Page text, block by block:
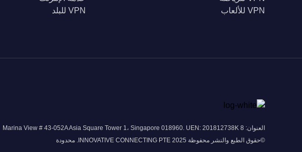
VPN للألعاب
VPN للبلد
العنوان: 8 Marina View # 43-052A Asia Square Tower 1، Singapore 018960. UEN: 201812738K
©حقوق الطبع والنشر محفوظة 2025 INNOVATIVE CONNECTING PTE. محدودة